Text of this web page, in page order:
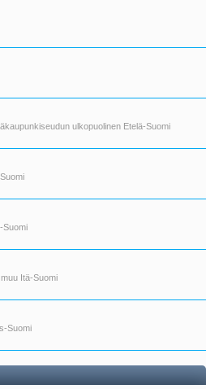
ulkopuolinen Etelä-Suomi
Suomi
Itä-Suomi
Suomi